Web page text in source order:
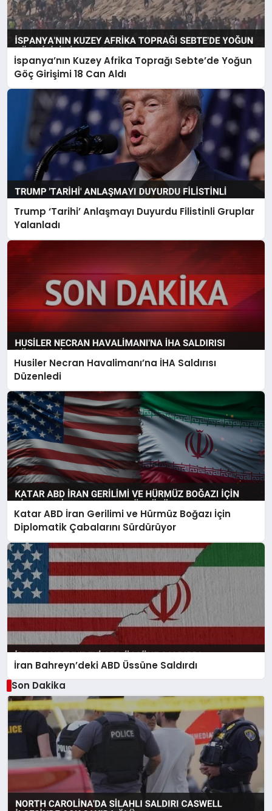
İspanya’nın Kuzey Afrika Toprağı Sebte’de Yoğun
Göç Girişimi 18 Can Aldı
Trump ‘Tarihi’ Anlaşmayı Duyurdu Filistinli Gruplar
Yalanladı
Husiler Necran Havalimanı’na İHA Saldırısı
Düzenledi
Katar ABD İran Gerilimi ve Hürmüz Boğazı İçin
Diplomatik Çabalarını Sürdürüyor
İran Bahreyn’deki ABD Üssüne Saldırdı
Son Dakika